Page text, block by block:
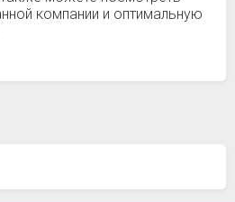
компании и оптимальную